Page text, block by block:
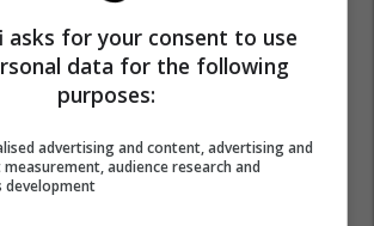
asks for your consent to use
data for the following
purposes:
advertising and content, advertising and
audience research and
development